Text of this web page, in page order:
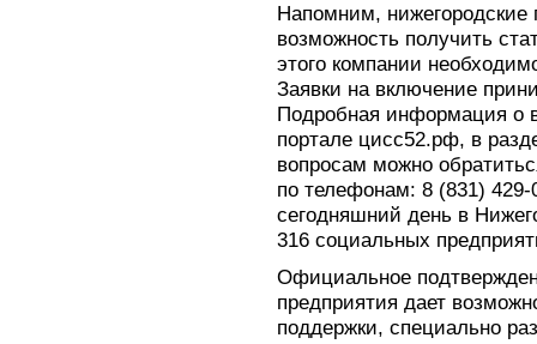
Напомним,
возможность получить
этого компании
Заявки на включение
Подробная информация о
портале цисс52.рф, в
вопросам можно
по телефонам: 8 (831)
сегодняшний день в
316 социальных
Официальное
предприятия дает
поддержки, специально